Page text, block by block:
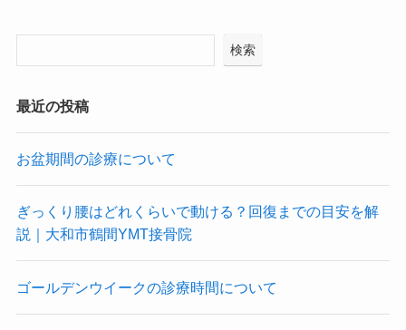
検索
最近の投稿
お盆期間の診療について
ぎっくり腰はどれくらいで動ける？回復までの目安を解
説｜大和市鶴間YMT接骨院
ゴールデンウイークの診療時間について